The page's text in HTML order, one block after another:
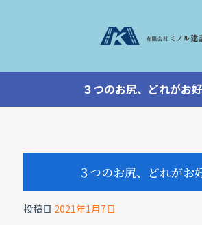
３つのお尻、どれがお
３つのお尻、どれがお
投稿日 2021年1月7日